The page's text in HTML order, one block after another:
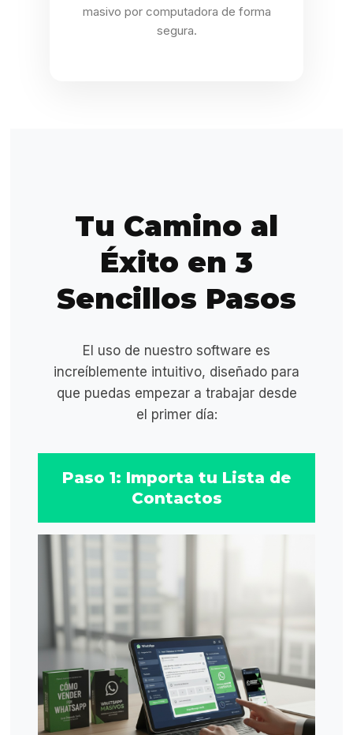
masivo por computadora de forma
segura.
Tu Camino al
Éxito en 3
Sencillos Pasos
El uso de nuestro software es
increíblemente intuitivo, diseñado para
que puedas empezar a trabajar desde
el primer día:
Paso 1: Importa tu Lista de
Contactos